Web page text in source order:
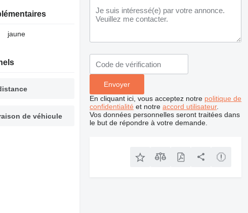
jaune
de véhicule
En cliquant ici, vous acceptez notre politique de
confidentialité et notreaccord utilisateur.
Vos données personnelles seront traitées dans
le but de répondre à votre demande.